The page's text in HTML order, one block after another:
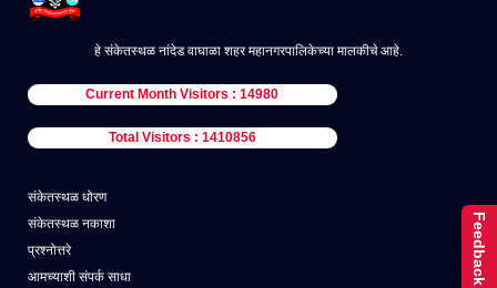
हे संकेतस्थळ नांदेड वाघाळा शहर महानगरपालिकेच्या मालकीचे आहे.
Current Month Visitors : 14980
Total Visitors : 1410856
संकेतस्थळ धोरण
संकेतस्थळ नकाशा
प्रश्नोत्तरे
आमच्याशी संपर्क साधा
Feedback